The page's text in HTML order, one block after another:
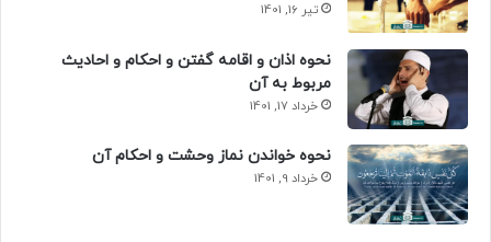
تیر 16, 1401
نحوه اذان و اقامه گفتن و احکام و احادیث
مربوط به آن
خرداد 17, 1401
نحوه خواندن نماز وحشت و احکام آن
خرداد 9, 1401